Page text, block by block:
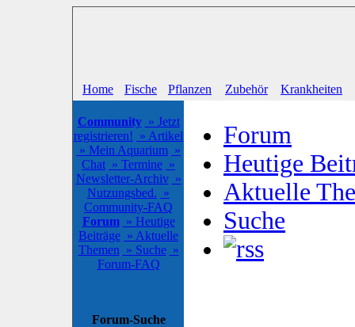
Home Fische Pflanzen Zubehör Krankheiten
Community » Jetzt
registrieren! » Artikel
» Mein Aquarium »
Chat » Termine »
Newsletter-Archiv »
Nutzungsbed. »
Community-FAQ
Forum » Heutige
Beiträge » Aktuelle
Themen » Suche »
Forum-FAQ
Forum-Suche
Forum
Heutige
Aktuelle
Suche